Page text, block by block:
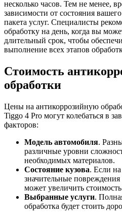
несколько часов. Тем не менее,
зависимости от состояния
пакета услуг. Специалисты
обработку на день, когда вы
длительный срок, чтобы
выполнение всех этапов
Стоимость
обработки
Цены на антикоррозийную
Tiggo 4 Pro могут колебаться в
факторов:
Модель автомобиля.
различные уровни
необходимых материалов.
Состояние кузова. Если на
значительные
может увеличить
Выбранные услуги.
обработка будет стоить